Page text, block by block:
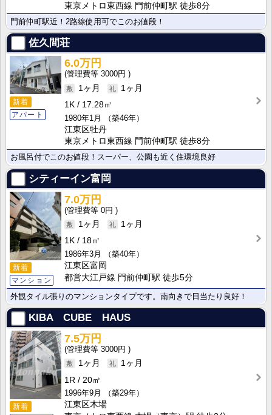
東京メトロ東西線 門前仲町駅 徒歩8分
門前仲町駅近！2路線使用可でこのお値段！
佐久間荘
新着
アパート
6.0万円
3000円
1ヶ月
1ヶ月
1K
17.28㎡
1980年1月
（築46年）
江東区牡丹
東京メトロ東西線 門前仲町駅 徒歩8分
お風呂付でこのお値段！スーパー、公園も近く住環境良好
シティーイン富岡
新着
マンション
7.0万円
0円
1ヶ月
1ヶ月
1K
18㎡
1986年3月
（築40年）
江東区富岡
都営大江戸線 門前仲町駅 徒歩5分
外観タイル張りのマンションタイプです。南向きで日当たり良好！
KIBA CUBE HAUS
新着
7.5万円
3000円
1ヶ月
1ヶ月
1R
20㎡
1996年9月
（築29年）
江東区木場